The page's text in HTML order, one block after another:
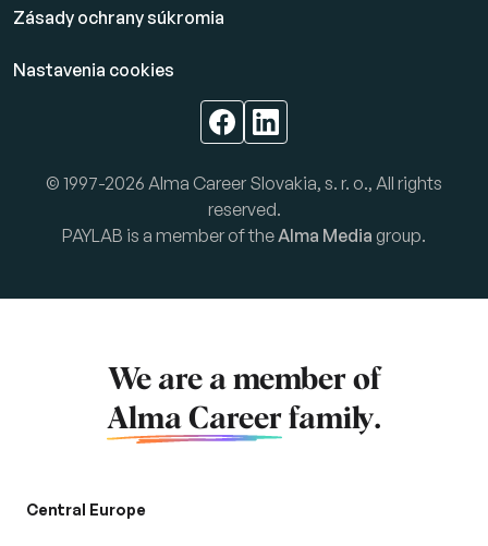
Zásady ochrany súkromia
Nastavenia cookies
© 1997-2026 Alma Career Slovakia, s. r. o., All rights
reserved.
PAYLAB is a member of theAlma Media group.
We are a member of
Alma Career family.
Central Europe